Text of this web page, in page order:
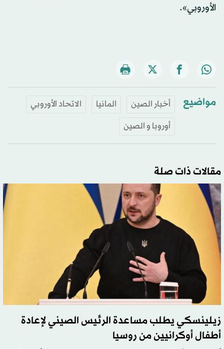
الأوروبي».
مواضيع أخبار الصين المانيا
الاتحاد الأوروبي
أوروبا و الصين
مقالات ذات صلة
زيلينسكي يطلب مساعدة الرئيس الصيني لإعادة
أطفال أوكرانيين من روسيا